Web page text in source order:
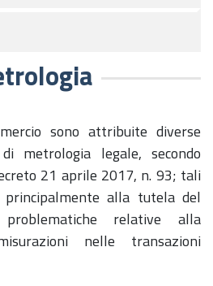
sono attribuite diverse
metrologia legale, secondo
21 aprile 2017, n. 93; tali
alla tutela del
relative alla
nelle transazioni